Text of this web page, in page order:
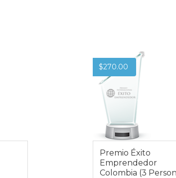
$270.00
Premio Éxito
Emprendedor
Colombia (3